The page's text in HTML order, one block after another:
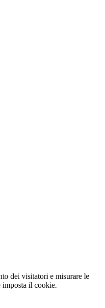
dei visitatori e misurare le
imposta il cookie.